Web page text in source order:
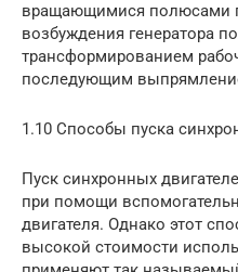
вращающимися полюсами
возбуждения генератора
трансформированием
последующим
1.10 Способы пуска
Пуск синхронных
при помощи
двигателя. Однако этот
высокой стоимости